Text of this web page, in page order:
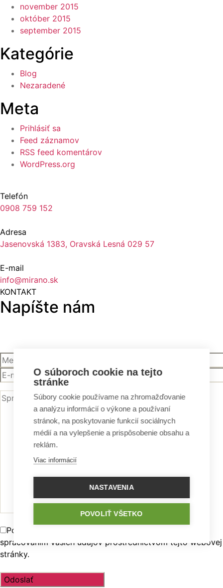
november 2015
október 2015
september 2015
Kategórie
Blog
Nezaradené
Meta
Prihlásiť sa
Feed záznamov
RSS feed komentárov
WordPress.org
Telefón
0908 759 152
Adresa
Jasenovská 1383, Oravská Lesná 029 57
E-mail
info@mirano.sk
KONTAKT
Napíšte nám
Použitím tohto formulára súhlasíte s ukladaním a
spracovaním vašich údajov prostredníctvom tejto webovej
stránky.
O súboroch cookie na tejto
stránke
Súbory cookie používame na zhromažďovanie
a analýzu informácií o výkone a používaní
stránok, na poskytovanie funkcií sociálnych
médií a na vylepšenie a prispôsobenie obsahu a
reklám.
Viac informácií
NASTAVENIA
POVOLIŤ VŠETKO